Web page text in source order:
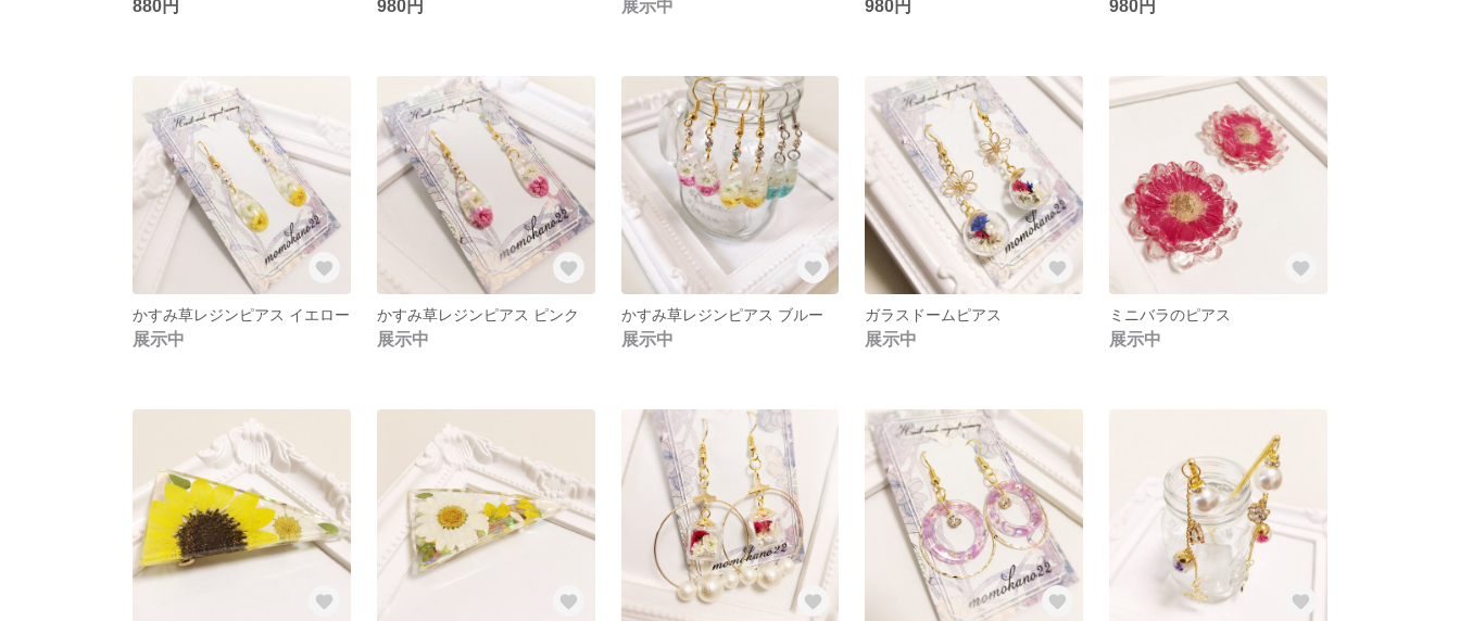
880円 980円 展示中 980円 980円
かすみ草レジンピアス イエロー
展示中
かすみ草レジンピアス ピンク
展示中
かすみ草レジンピアス ブルー
展示中
ガラスドームピアス
展示中
ミニバラのピアス
展示中